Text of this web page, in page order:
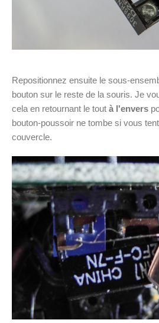
Repositionnez ensuite le sous-
bouton sur le reste de la souris. Je
cela en retournant le tout à l'envers
bouton-poussoir ne tombe si vous
couvercle.